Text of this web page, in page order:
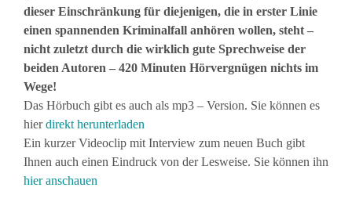
dieser Einschränkung für diejenigen, die in erster Linie
einen spannenden Kriminalfall anhören wollen, steht –
nicht zuletzt durch die wirklich gute Sprechweise der
beiden Autoren – 420 Minuten Hörvergnügen nichts im
Wege!
Das Hörbuch gibt es auch als mp3 – Version. Sie können es
hierdirekt herunterladen
Ein kurzer Videoclip mit Interview zum neuen Buch gibt
Ihnen auch einen Eindruck von der Lesweise. Sie können ihn
hier anschauen